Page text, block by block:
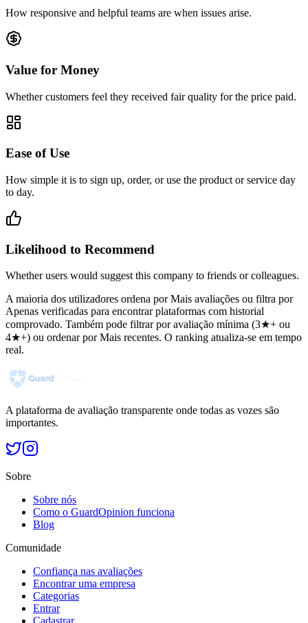
How responsive and helpful teams are when issues arise.
Value for Money
Whether customers feel they received fair quality for the price paid.
Ease of Use
How simple it is to sign up, order, or use the product or service day
to day.
Likelihood to Recommend
Whether users would suggest this company to friends or colleagues.
A maioria dos utilizadores ordena por Mais avaliações ou filtra por
Apenas verificadas para encontrar plataformas com historial
comprovado. Também pode filtrar por avaliação mínima (3★+ ou
4★+) ou ordenar por Mais recentes. O ranking atualiza-se em tempo
real.
A plataforma de avaliação transparente onde todas as vozes são
importantes.
Sobre
Sobre nós
Como o GuardOpinion funciona
Blog
Comunidade
Confiança nas avaliações
Encontrar uma empresa
Categorias
Entrar